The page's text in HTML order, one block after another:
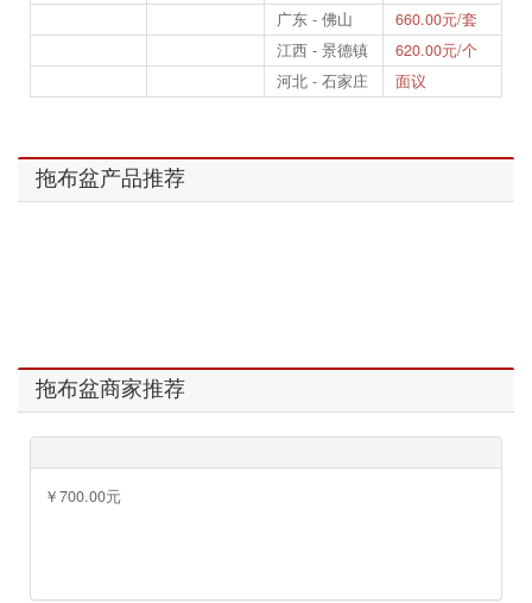
广东 - 佛山
660.00元/套
江西 - 景德镇
620.00元/个
河北 - 石家庄
面议
拖布盆产品推荐
拖布盆商家推荐
￥700.00元